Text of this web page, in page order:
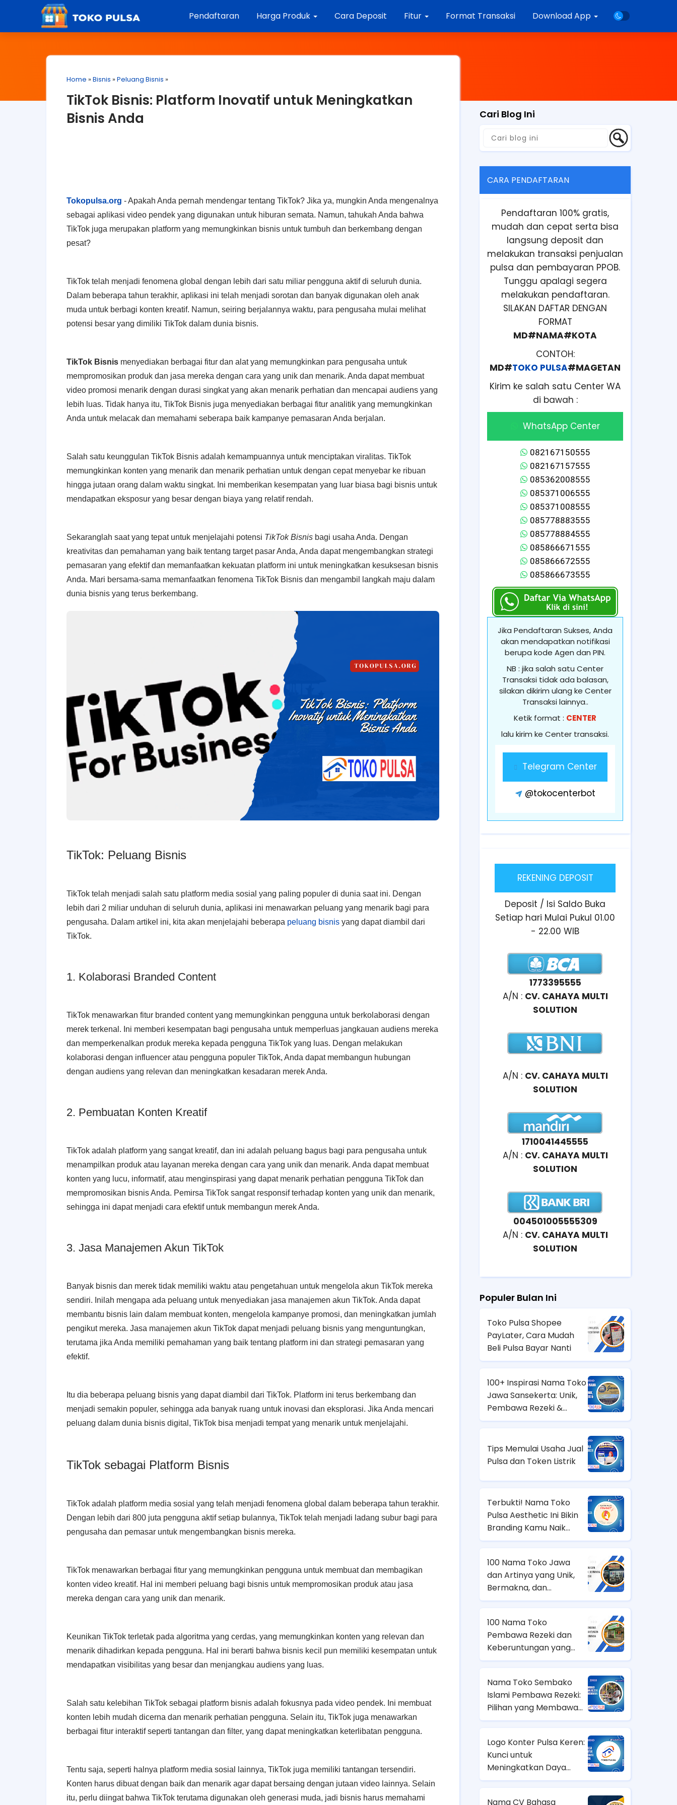
Pendaftaran Harga Produk Cara Deposit Fitur Format Transaksi Download App
Home »Bisnis »Peluang Bisnis »
TikTok Bisnis: Platform Inovatif untuk Meningkatkan
Bisnis Anda
Tokopulsa.org - Apakah Anda pernah mendengar tentang TikTok? Jika ya, mungkin Anda mengenalnya
sebagai aplikasi video pendek yang digunakan untuk hiburan semata. Namun, tahukah Anda bahwa
TikTok juga merupakan platform yang memungkinkan bisnis untuk tumbuh dan berkembang dengan
pesat?
TikTok telah menjadi fenomena global dengan lebih dari satu miliar pengguna aktif di seluruh dunia.
Dalam beberapa tahun terakhir, aplikasi ini telah menjadi sorotan dan banyak digunakan oleh anak
muda untuk berbagi konten kreatif. Namun, seiring berjalannya waktu, para pengusaha mulai melihat
potensi besar yang dimiliki TikTok dalam dunia bisnis.
TikTok Bisnis menyediakan berbagai fitur dan alat yang memungkinkan para pengusaha untuk
mempromosikan produk dan jasa mereka dengan cara yang unik dan menarik. Anda dapat membuat
video promosi menarik dengan durasi singkat yang akan menarik perhatian dan mencapai audiens yang
lebih luas. Tidak hanya itu, TikTok Bisnis juga menyediakan berbagai fitur analitik yang memungkinkan
Anda untuk melacak dan memahami seberapa baik kampanye pemasaran Anda berjalan.
Salah satu keunggulan TikTok Bisnis adalah kemampuannya untuk menciptakan viralitas. TikTok
memungkinkan konten yang menarik dan menarik perhatian untuk dengan cepat menyebar ke ribuan
hingga jutaan orang dalam waktu singkat. Ini memberikan kesempatan yang luar biasa bagi bisnis untuk
mendapatkan eksposur yang besar dengan biaya yang relatif rendah.
Sekaranglah saat yang tepat untuk menjelajahi potensi TikTok Bisnis bagi usaha Anda. Dengan
kreativitas dan pemahaman yang baik tentang target pasar Anda, Anda dapat mengembangkan strategi
pemasaran yang efektif dan memanfaatkan kekuatan platform ini untuk meningkatkan kesuksesan bisnis
Anda. Mari bersama-sama memanfaatkan fenomena TikTok Bisnis dan mengambil langkah maju dalam
dunia bisnis yang terus berkembang.
TikTok: Peluang Bisnis
TikTok telah menjadi salah satu platform media sosial yang paling populer di dunia saat ini. Dengan
lebih dari 2 miliar unduhan di seluruh dunia, aplikasi ini menawarkan peluang yang menarik bagi para
pengusaha. Dalam artikel ini, kita akan menjelajahi beberapa peluang bisnis yang dapat diambil dari
TikTok.
1. Kolaborasi Branded Content
TikTok menawarkan fitur branded content yang memungkinkan pengguna untuk berkolaborasi dengan
merek terkenal. Ini memberi kesempatan bagi pengusaha untuk memperluas jangkauan audiens mereka
dan memperkenalkan produk mereka kepada pengguna TikTok yang luas. Dengan melakukan
kolaborasi dengan influencer atau pengguna populer TikTok, Anda dapat membangun hubungan
dengan audiens yang relevan dan meningkatkan kesadaran merek Anda.
2. Pembuatan Konten Kreatif
TikTok adalah platform yang sangat kreatif, dan ini adalah peluang bagus bagi para pengusaha untuk
menampilkan produk atau layanan mereka dengan cara yang unik dan menarik. Anda dapat membuat
konten yang lucu, informatif, atau menginspirasi yang dapat menarik perhatian pengguna TikTok dan
mempromosikan bisnis Anda. Pemirsa TikTok sangat responsif terhadap konten yang unik dan menarik,
sehingga ini dapat menjadi cara efektif untuk membangun merek Anda.
3. Jasa Manajemen Akun TikTok
Banyak bisnis dan merek tidak memiliki waktu atau pengetahuan untuk mengelola akun TikTok mereka
sendiri. Inilah mengapa ada peluang untuk menyediakan jasa manajemen akun TikTok. Anda dapat
membantu bisnis lain dalam membuat konten, mengelola kampanye promosi, dan meningkatkan jumlah
pengikut mereka. Jasa manajemen akun TikTok dapat menjadi peluang bisnis yang menguntungkan,
terutama jika Anda memiliki pemahaman yang baik tentang platform ini dan strategi pemasaran yang
efektif.
Itu dia beberapa peluang bisnis yang dapat diambil dari TikTok. Platform ini terus berkembang dan
menjadi semakin populer, sehingga ada banyak ruang untuk inovasi dan eksplorasi. Jika Anda mencari
peluang dalam dunia bisnis digital, TikTok bisa menjadi tempat yang menarik untuk menjelajahi.
TikTok sebagai Platform Bisnis
TikTok adalah platform media sosial yang telah menjadi fenomena global dalam beberapa tahun terakhir.
Dengan lebih dari 800 juta pengguna aktif setiap bulannya, TikTok telah menjadi ladang subur bagi para
pengusaha dan pemasar untuk mengembangkan bisnis mereka.
TikTok menawarkan berbagai fitur yang memungkinkan pengguna untuk membuat dan membagikan
konten video kreatif. Hal ini memberi peluang bagi bisnis untuk mempromosikan produk atau jasa
mereka dengan cara yang unik dan menarik.
Keunikan TikTok terletak pada algoritma yang cerdas, yang memungkinkan konten yang relevan dan
menarik dihadirkan kepada pengguna. Hal ini berarti bahwa bisnis kecil pun memiliki kesempatan untuk
mendapatkan visibilitas yang besar dan menjangkau audiens yang luas.
Salah satu kelebihan TikTok sebagai platform bisnis adalah fokusnya pada video pendek. Ini membuat
konten lebih mudah dicerna dan menarik perhatian pengguna. Selain itu, TikTok juga menawarkan
berbagai fitur interaktif seperti tantangan dan filter, yang dapat meningkatkan keterlibatan pengguna.
Tentu saja, seperti halnya platform media sosial lainnya, TikTok juga memiliki tantangan tersendiri.
Konten harus dibuat dengan baik dan menarik agar dapat bersaing dengan jutaan video lainnya. Selain
itu, perlu diingat bahwa TikTok terutama digunakan oleh generasi muda, jadi bisnis harus memahami
Cari Blog Ini
CARA PENDAFTARAN
Pendaftaran 100% gratis,
mudah dan cepat serta bisa
langsung deposit dan
melakukan transaksi penjualan
pulsa dan pembayaran PPOB.
Tunggu apalagi segera
melakukan pendaftaran.
SILAKAN DAFTAR DENGAN
FORMAT
MD#NAMA#KOTA
CONTOH:
MD#TOKO PULSA#MAGETAN
Kirim ke salah satu Center WA
di bawah :
WhatsApp Center
082167150555
082167157555
085362008555
085371006555
085371008555
085778883555
085778884555
085866671555
085866672555
085866673555
Jika Pendaftaran Sukses, Anda
akan mendapatkan notifikasi
berupa kode Agen dan PIN.
NB : jika salah satu Center
Transaksi tidak ada balasan,
silakan dikirim ulang ke Center
Transaksi lainnya..
Ketik format : CENTER
lalu kirim ke Center transaksi.
Telegram Center
@tokocenterbot
REKENING DEPOSIT
Deposit / Isi Saldo Buka
Setiap hari Mulai Pukul 01.00
- 22.00 WIB
1773395555
A/N : CV. CAHAYA MULTI
SOLUTION
A/N : CV. CAHAYA MULTI
SOLUTION
1710041445555
A/N : CV. CAHAYA MULTI
SOLUTION
004501005555309
A/N : CV. CAHAYA MULTI
SOLUTION
Populer Bulan Ini
Toko Pulsa Shopee
PayLater, Cara Mudah
Beli Pulsa Bayar Nanti
100+ Inspirasi Nama Toko
Jawa Sansekerta: Unik,
Pembawa Rezeki &
Aesthetic!
Tips Memulai Usaha Jual
Pulsa dan Token Listrik
Terbukti! Nama Toko
Pulsa Aesthetic Ini Bikin
Branding Kamu Naik
Level!
100 Nama Toko Jawa
dan Artinya yang Unik,
Bermakna, dan
Membawa Rezeki
100 Nama Toko
Pembawa Rezeki dan
Keberuntungan yang
Unik dan Bermakna
Nama Toko Sembako
Islami Pembawa Rezeki:
Pilihan yang Membawa
Berkah
Logo Konter Pulsa Keren:
Kunci untuk
Meningkatkan Daya
Tarik Bisnis Anda
Nama CV Bahasa